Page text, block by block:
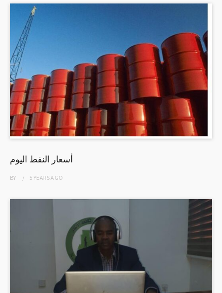
أسعار النفط اليوم
BY 5 YEARSAGO